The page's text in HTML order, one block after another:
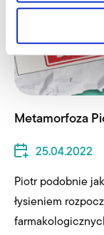
Metamorfoza
25.04.2022
Piotr podobnie
łysieniem